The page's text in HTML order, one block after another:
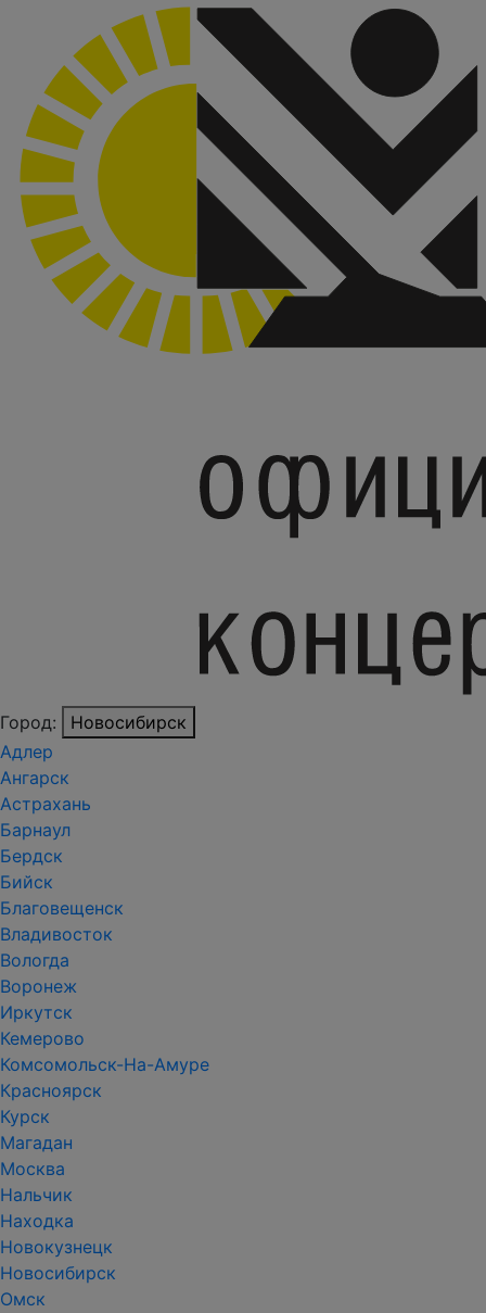
Город:
Новосибирск
Адлер
Ангарск
Астрахань
Барнаул
Бердск
Бийск
Благовещенск
Владивосток
Вологда
Воронеж
Иркутск
Кемерово
Комсомольск-На-Амуре
Красноярск
Курск
Магадан
Москва
Нальчик
Находка
Новокузнецк
Новосибирск
Омск